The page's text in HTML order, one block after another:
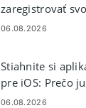
zaregistrovať
06.08.2026
Stiahnite si
pre iOS: Prečo
nainštalovať
06.08.2026